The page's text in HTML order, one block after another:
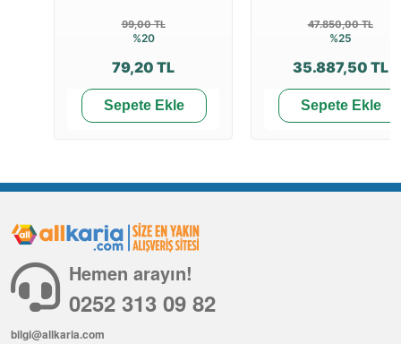
99,00 TL
%20
79,20 TL
Sepete Ekle
47.850,00 TL
%25
35.887,50 TL
Sepete Ekle
Hemen arayın!
0252 313 09 82
bilgi@allkaria.com